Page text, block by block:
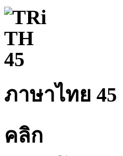
ภาษาไทย 45
คลิก